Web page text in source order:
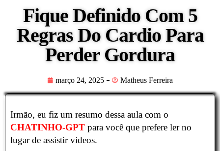
Fique Definido Com 5
Regras Do Cardio Para
Perder Gordura
março 24, 2025 Matheus Ferreira
Irmão, eu fiz um resumo dessa aula com o
CHATINHO-GPT para você que prefere ler no
lugar de assistir vídeos.